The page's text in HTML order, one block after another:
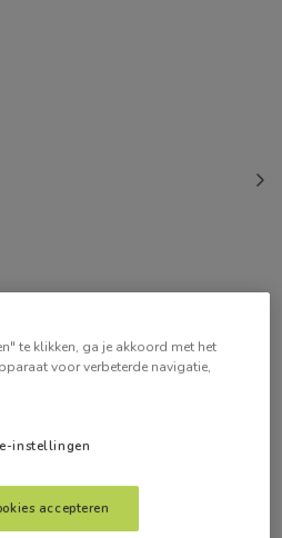
te klikken, ga je akkoord met het
voor verbeterde navigatie,
instellingen
accepteren